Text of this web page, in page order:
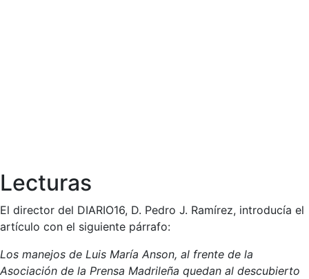
Lecturas
El director del DIARIO16, D. Pedro J. Ramírez, introducía el
artículo con el siguiente párrafo:
Los manejos de Luis María Anson, al frente de la
Asociación de la Prensa Madrileña quedan al descubierto